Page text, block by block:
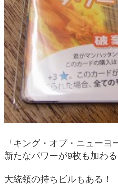
『キング・オブ・ニュー
新たなパワーが9枚も加わ
大統領の持ちビルもある！